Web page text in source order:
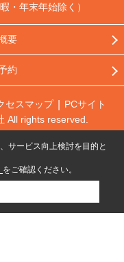
・年末年始除く）
要
約
セスマップ
PCサイト
All rights reserved.
サービス向上検討を目的と
をご確認ください。